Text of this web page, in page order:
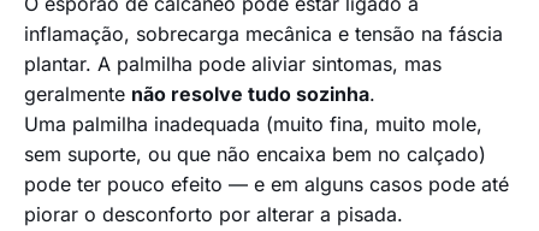
inflamação, sobrecarga mecânica e tensão na fáscia
plantar. A palmilha pode aliviar sintomas, mas
geralmente não resolve tudo sozinha.
Uma palmilha inadequada (muito fina, muito mole,
sem suporte, ou que não encaixa bem no calçado)
pode ter pouco efeito — e em alguns casos pode até
piorar o desconforto por alterar a pisada.